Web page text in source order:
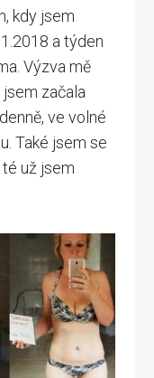
kdy jsem
a týden
Výzva mě
jsem začala
ve volné
Také jsem se
už jsem